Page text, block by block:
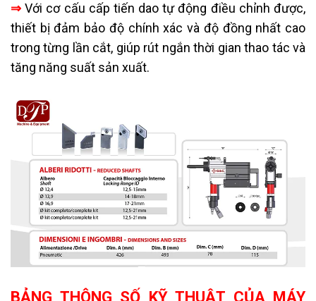
⇒ Với cơ cấu cấp tiến dao tự động điều chỉnh được,
thiết bị đảm bảo độ chính xác và độ đồng nhất cao
trong từng lần cắt, giúp rút ngắn thời gian thao tác và
tăng năng suất sản xuất.
BẢNG THÔNG SỐ KỸ THUẬT CỦA MÁY